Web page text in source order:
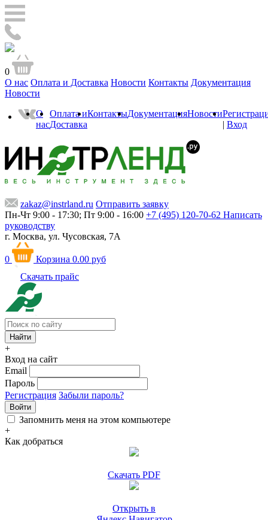
0
О нас Оплата и Доставка Новости Контакты Документация
Новости
О
нас
Оплата и
Доставка
КонтактыДокументацияНовости
| Вход
zakaz@instrland.ru Отправить заявку
Пн-Чт 9:00 - 17:30; Пт 9:00 - 16:00 +7 (495) 120-70-62 Написать
руководству
г. Москва, ул. Чусовская, 7А
0 Корзина 0.00 руб
Скачать прайс
+
Вход на сайт
Email
Пароль
Регистрация Забыли пароль?
Войти
Запомнить меня на этом компьютере
+
Как добраться
Скачать PDF
Открыть в